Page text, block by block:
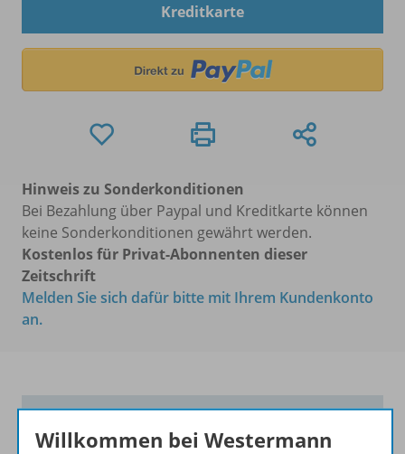
Kreditkarte
Hinweis zu Sonderkonditionen
Bei Bezahlung über Paypal und Kreditkarte können
keine Sonderkonditionen gewährt werden.
Kostenlos für Privat-Abonnenten dieser
Zeitschrift
Melden Sie sich dafür bitte mit Ihrem Kundenkonto
an.
anschaulichen Unterricht
Willkommen bei Westermann